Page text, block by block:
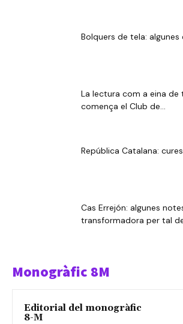
Bolquers de tela:
La lectura com a eina de
comença el Club de...
República Catalana:
Cas Errejón: algunes
transformadora per tal
Monogràfic 8M
Editorial del monogràfic
8-M